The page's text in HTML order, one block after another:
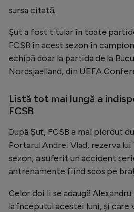
Handbal
Natație
Formula 1
Gimnastică
Rugby
Ciclism
Alte sporturi
JO 2026
sursa citată.
Șut a fost titular în toate
FCSB în acest sezon în
echipă doar la partida de la
Nordsjaelland, din UEFA
Listă tot mai lungă a
FCSB
După Șut, FCSB a mai pierdut
Portarul Andrei Vlad, rezerva
sezon, a suferit un accident
antrenamente fiind scos pe
Celor doi li se adaugă
la începutul acestei luni, și